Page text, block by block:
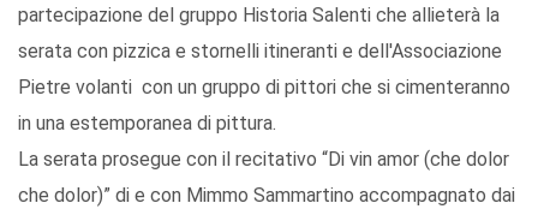
partecipazione del gruppo Historia Salenti che allieterà la
serata con pizzica e stornelli itineranti e dell'Associazione
Pietre volanti con un gruppo di pittori che si cimenteranno
in una estemporanea di pittura.
La serata prosegue con il recitativo “Di vin amor (che dolor
che dolor)” di e con Mimmo Sammartino accompagnato dai